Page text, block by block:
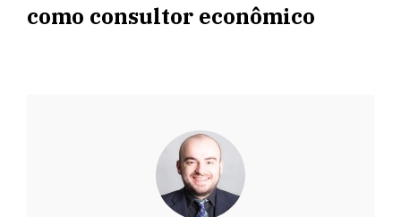
como consultor econômico